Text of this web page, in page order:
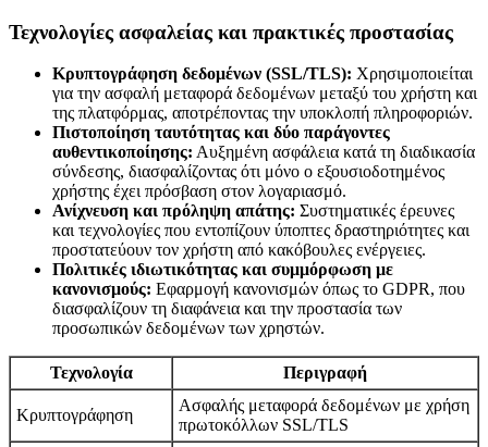
Τεχνολογίες ασφαλείας και πρακτικές προστασίας
Κρυπτογράφηση δεδομένων (SSL/TLS): Χρησιμοποιείται
για την ασφαλή μεταφορά δεδομένων μεταξύ του χρήστη και
της πλατφόρμας, αποτρέποντας την υποκλοπή πληροφοριών.
Πιστοποίηση ταυτότητας και δύο παράγοντες
αυθεντικοποίησης: Αυξημένη ασφάλεια κατά τη διαδικασία
σύνδεσης, διασφαλίζοντας ότι μόνο ο εξουσιοδοτημένος
χρήστης έχει πρόσβαση στον λογαριασμό.
Ανίχνευση και πρόληψη απάτης: Συστηματικές έρευνες
και τεχνολογίες που εντοπίζουν ύποπτες δραστηριότητες και
προστατεύουν τον χρήστη από κακόβουλες ενέργειες.
Πολιτικές ιδιωτικότητας και συμμόρφωση με
κανονισμούς: Εφαρμογή κανονισμών όπως το GDPR, που
διασφαλίζουν τη διαφάνεια και την προστασία των
προσωπικών δεδομένων των χρηστών.
Τεχνολογία Περιγραφή
Κρυπτογράφηση
Ασφαλής μεταφορά δεδομένων με χρήση
πρωτοκόλλων SSL/TLS